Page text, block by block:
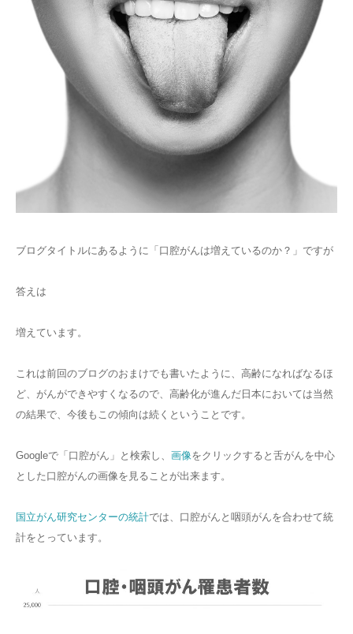
ブログタイトルにあるように「口腔がんは増えているのか？」ですが
答えは
増えています。
これは前回のブログのおまけでも書いたように、高齢になればなるほ
ど、がんができやすくなるので、高齢化が進んだ日本においては当然
の結果で、今後もこの傾向は続くということです。
Googleで「口腔がん」と検索し、 画像をクリックすると舌がんを中心
とした口腔がんの画像を見ることが出来ます。
国立がん研究センターの統計では、口腔がんと咽頭がんを合わせて統
計をとっています。